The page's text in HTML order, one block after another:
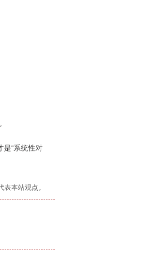
是“系统性对
本站观点。